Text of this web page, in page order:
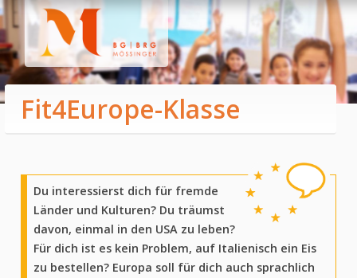
CAMPUS
Direktion & Sekretariat
Lehrer:innen
SGA
Fit4Europe-Klasse
Du interessierst dich für fremde
Länder und Kulturen? Du träumst
davon, einmal in den USA zu leben?
Für dich ist es kein Problem, auf Italienisch ein Eis
zu bestellen? Europa soll für dich auch sprachlich